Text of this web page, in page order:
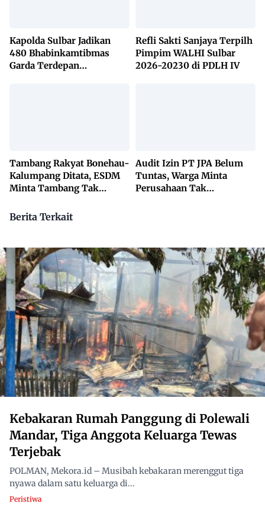
Kapolda Sulbar Jadikan
480 Bhabinkamtibmas
Garda Terdepan
Refli Sakti Sanjaya Terpilh
Pimpim WALHI Sulbar
2026-20230 di PDLH IV
Tambang Rakyat Bonehau-
Kalumpang Ditata, ESDM
Minta Tambang Tak
Audit Izin PT JPA Belum
Tuntas, Warga Minta
Perusahaan Tak
Berita Terkait
Kebakaran Rumah Panggung di Polewali
Mandar, Tiga Anggota Keluarga Tewas
Terjebak
POLMAN, Mekora.id – Musibah kebakaran merenggut tiga
nyawa dalam satu keluarga di...
Peristiwa